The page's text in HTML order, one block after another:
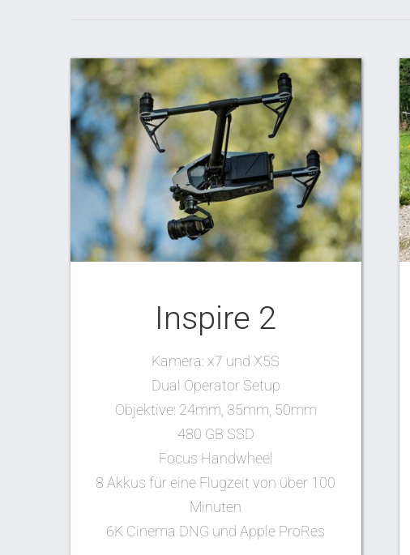
Inspire 2
Kamera: x7 und X5S
Dual Operator Setup
Objektive: 24mm, 35mm, 50mm
480 GB SSD
Focus Handwheel
8 Akkus für eine Flugzeit von über 100
Minuten
6K Cinema DNG und Apple ProRes